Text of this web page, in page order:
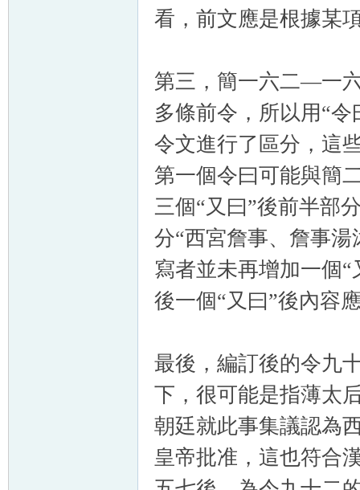
看，前文應是根據某
第三，簡一六二—一
多條前令，所以用“
令文進行了區分，這
第一個令曰可能與簡
三個“又曰”後前半部
分“西宮詹事、詹事
寫者並未再增加一個
後一個“又曰”後內容
最後，編訂後的令九
下，很可能是指薄太
朝廷就此事集議認為
皇帝批准，這也符合